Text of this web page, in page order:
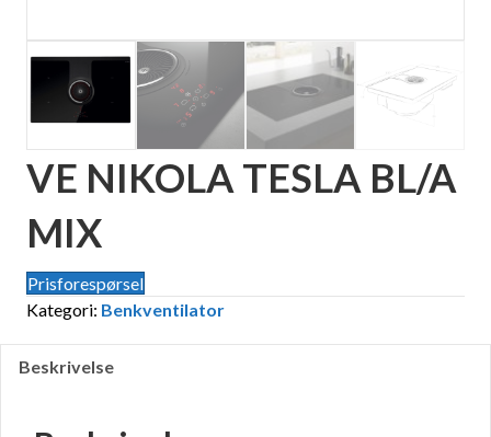
VE NIKOLA TESLA BL/A
MIX
Prisforespørsel
Kategori: Benkventilator
Beskrivelse